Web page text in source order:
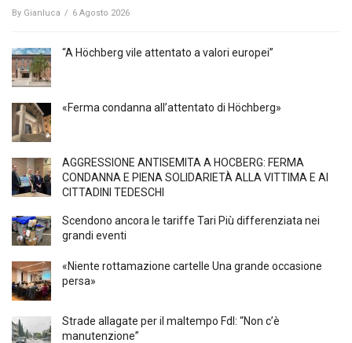
By Gianluca / 6 Agosto 2026
“A Höchberg vile attentato a valori europei”
«Ferma condanna all’attentato di Höchberg»
AGGRESSIONE ANTISEMITA A HÖCBERG: FERMA
CONDANNA E PIENA SOLIDARIETÀ ALLA VITTIMA E AI
CITTADINI TEDESCHI
Scendono ancora le tariffe Tari Più differenziata nei
grandi eventi
«Niente rottamazione cartelle Una grande occasione
persa»
Strade allagate per il maltempo FdI: “Non c’è
manutenzione”